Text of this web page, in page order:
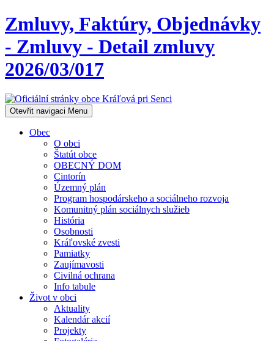
Zmluvy, Faktúry, Objednávky
- Zmluvy - Detail zmluvy
2026/03/017
Otevřit navigaci Menu
Obec
O obci
Štatút obce
OBECNÝ DOM
Cintorín
Územný plán
Program hospodárskeho a sociálneho rozvoja
Komunitný plán sociálnych služieb
História
Osobnosti
Kráľovské zvesti
Pamiatky
Zaujímavosti
Civilná ochrana
Info tabule
Život v obci
Aktuality
Kalendár akcií
Projekty